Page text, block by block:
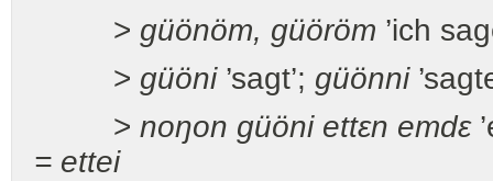
> güönöm, güöröm ’ich
> güöni’sagt’; güönni
> noŋon güöni ettεn emdε
= ettei